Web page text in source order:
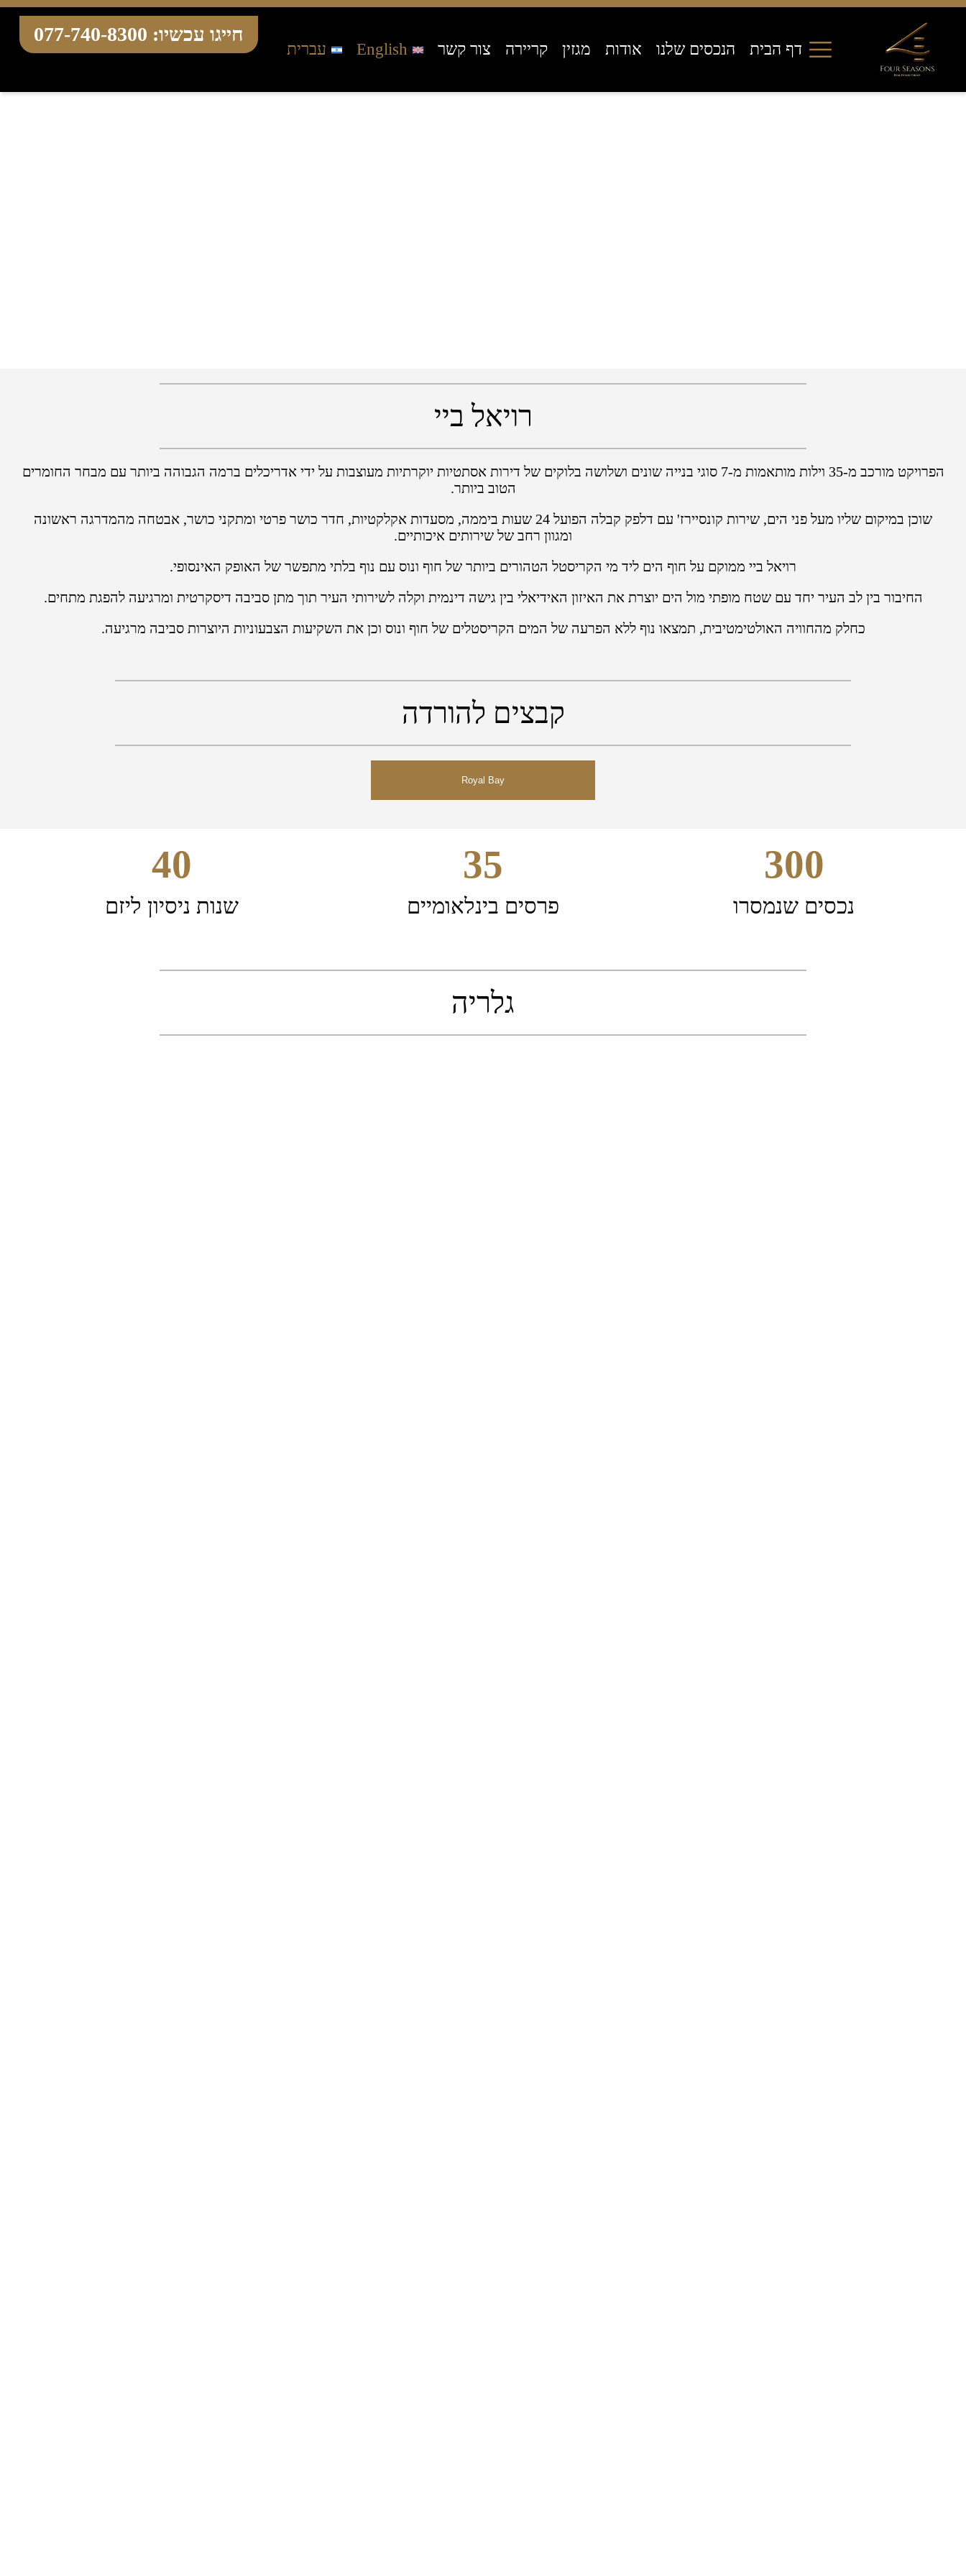
דף הבית הנכסים שלנו אודות מגזין קריירה צור קשר English עברית
חייגו עכשיו: 077-740-8300
רויאל ביי
הפרויקט מורכב מ-35 וילות מותאמות מ-7 סוגי בנייה שונים ושלושה בלוקים של דירות אסתטיות יוקרתיות מעוצבות על ידי אדריכלים ברמה הגבוהה ביותר עם מבחר החומרים
הטוב ביותר.
שוכן במיקום שליו מעל פני הים, שירות קונסיירז' עם דלפק קבלה הפועל 24 שעות ביממה, מסעדות אקלקטיות, חדר כושר פרטי ומתקני כושר, אבטחה מהמדרגה ראשונה
ומגוון רחב של שירותים איכותיים.
רויאל ביי ממוקם על חוף הים ליד מי הקריסטל הטהורים ביותר של חוף ונוס עם נוף בלתי מתפשר של האופק האינסופי.
החיבור בין לב העיר יחד עם שטח מופתי מול הים יוצרת את האיזון האידיאלי בין גישה דינמית וקלה לשירותי העיר תוך מתן סביבה דיסקרטית ומרגיעה להפגת מתחים.
כחלק מהחוויה האולטימטיבית, תמצאו נוף ללא הפרעה של המים הקריסטלים של חוף ונוס וכן את השקיעות הצבעוניות היוצרות סביבה מרגיעה.
קבצים להורדה
Royal Bay
300
נכסים שנמסרו
35
פרסים בינלאומיים
40
שנות ניסיון ליזם
גלריה